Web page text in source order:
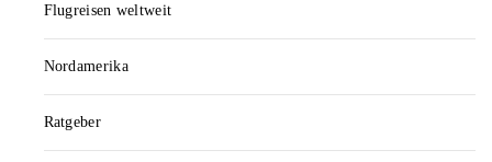
Flugreisen weltweit
Nordamerika
Ratgeber